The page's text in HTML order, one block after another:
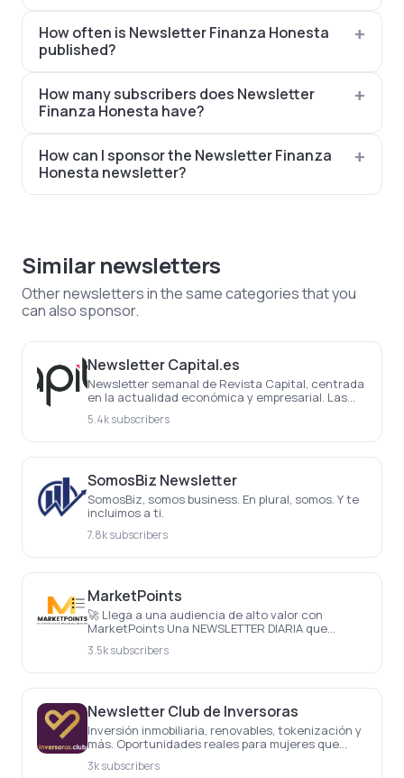
How often is Newsletter Finanza Honesta
published?
How many subscribers does Newsletter
Finanza Honesta have?
How can I sponsor the Newsletter Finanza
Honesta newsletter?
Similar newsletters
Other newsletters in the same categories that you
can also sponsor.
Newsletter Capital.es
Newsletter semanal de Revista Capital, centrada
en la actualidad económica y empresarial. Las
semana
5.4k subscribers
SomosBiz Newsletter
SomosBiz, somos business. En plural, somos. Y te
incluimos a ti.
7.8k subscribers
MarketPoints
🚀 Llega a una audiencia de alto valor con
MarketPoints Una NEWSLETTER DIARIA que
MERCADOS FINANCIEROS.
3.5k subscribers
Newsletter Club de Inversoras
Inversión inmobiliaria, renovables, tokenización y
más. Oportunidades reales para mujeres que
3k subscribers